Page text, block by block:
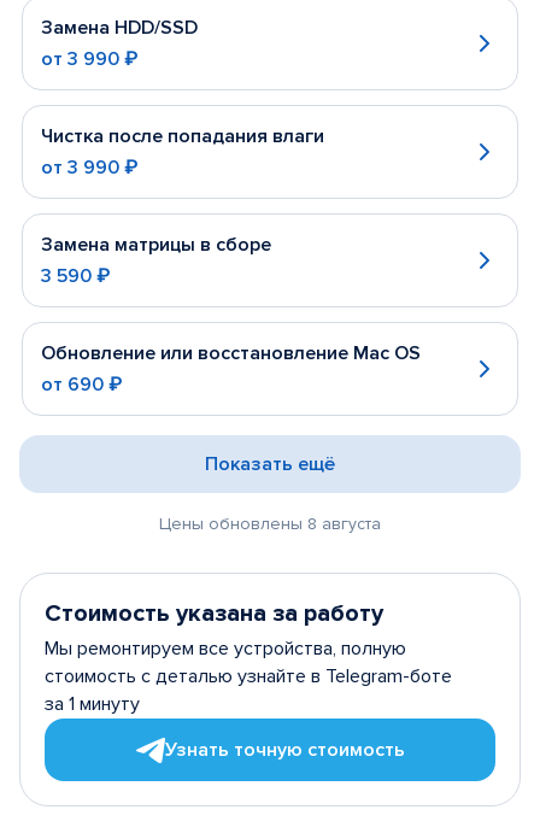
Замена HDD/SSD
от 3 990 ₽
Чистка после попадания влаги
от 3 990 ₽
Замена матрицы в сборе
3 590 ₽
Обновление или восстановление Mac OS
от 690 ₽
Цены обновлены 8 августа
Показать ещё
Стоимость указана за работу
Мы ремонтируем все устройства, полную
стоимость с деталью узнайте в Telegram-боте
за 1 минуту
Узнать точную стоимость